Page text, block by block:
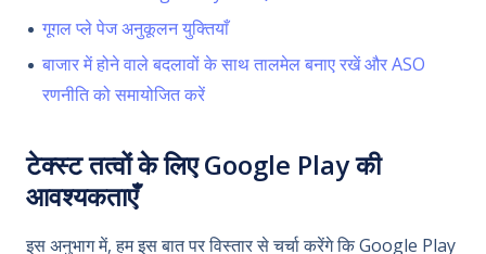
गूगल प्ले पेज अनुकूलन युक्तियाँ
बाजार में होने वाले बदलावों के साथ तालमेल बनाए रखें और ASO
रणनीति को समायोजित करें
टेक्स्ट तत्वों के लिए Google Play की
आवश्यकताएँ
इस अनुभाग में, हम इस बात पर विस्तार से चर्चा करेंगे कि Google Play